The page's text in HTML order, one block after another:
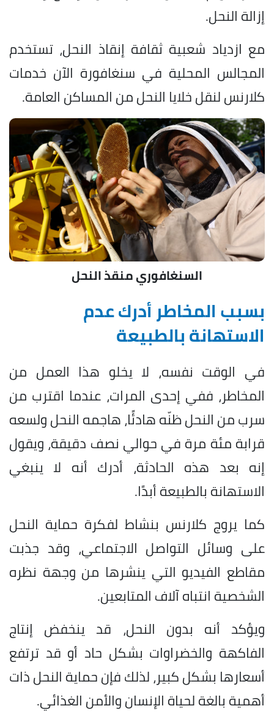
إزالة النحل.
مع ازدياد شعبية ثقافة إنقاذ النحل، تستخدم
المجالس المحلية في سنغافورة الآن خدمات
كلارنس لنقل خلايا النحل من المساكن العامة.
السنغافوري منقذ النحل
بسبب المخاطر أدرك عدم
الاستهانة بالطبيعة
في الوقت نفسه، لا يخلو هذا العمل من
المخاطر، ففي إحدى المرات، عندما اقترب من
سرب من النحل ظنّه هادئًا، هاجمه النحل ولسعه
قرابة مئة مرة في حوالي نصف دقيقة، ويقول
إنه بعد هذه الحادثة، أدرك أنه لا ينبغي
الاستهانة بالطبيعة أبدًا.
كما يروج كلارنس بنشاط لفكرة حماية النحل
على وسائل التواصل الاجتماعي، وقد جذبت
مقاطع الفيديو التي ينشرها من وجهة نظره
الشخصية انتباه آلاف المتابعين.
ويؤكد أنه بدون النحل، قد ينخفض ​​إنتاج
الفاكهة والخضراوات بشكل حاد أو قد ترتفع
أسعارها بشكل كبير، لذلك فإن حماية النحل ذات
أهمية بالغة لحياة الإنسان والأمن الغذائي.